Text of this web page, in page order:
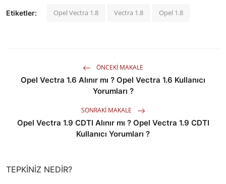
Etiketler: Opel Vectra 1.8 Vectra 1.8 Opel 1.8
ÖNCEKI MAKALE
Opel Vectra 1.6 Alınır mı ? Opel Vectra 1.6 Kullanıcı
Yorumları ?
SONRAKI MAKALE
Opel Vectra 1.9 CDTI Alınır mı ? Opel Vectra 1.9 CDTI
Kullanıcı Yorumları ?
TEPKINIZ NEDIR?